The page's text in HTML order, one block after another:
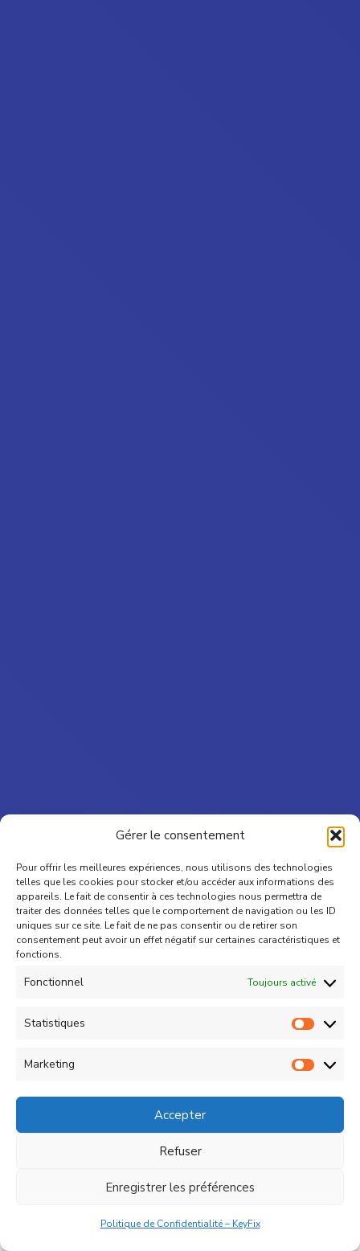
Gérer le consentement
Pour offrir les meilleures expériences, nous utilisons des technologies
telles que les cookies pour stocker et/ou accéder aux informations des
appareils. Le fait de consentir à ces technologies nous permettra de
traiter des données telles que le comportement de navigation ou les ID
uniques sur ce site. Le fait de ne pas consentir ou de retirer son
consentement peut avoir un effet négatif sur certaines caractéristiques et
fonctions.
Fonctionnel Toujours activé
Statistiques
Marketing
Accepter
Refuser
Enregistrer les préférences
Politique de Confidentialité – KeyFix